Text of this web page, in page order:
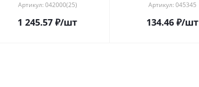
Артикул: 042000(25)
1 245.57 ₽/шт
Артикул: 045345
134.46₽/шт